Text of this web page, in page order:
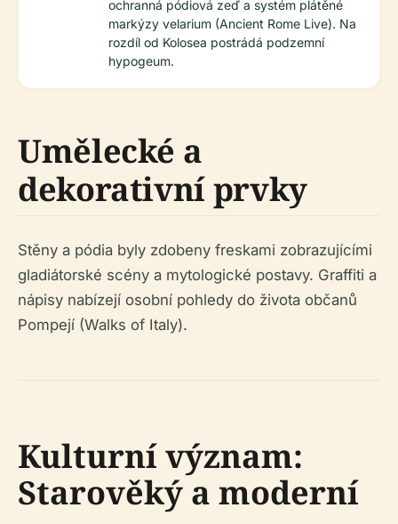
ochranná pódiová zeď a systém plátěné
markýzy velarium (Ancient Rome Live). Na
rozdíl od Kolosea postrádá podzemní
hypogeum.
Umělecké a
dekorativní prvky
Stěny a pódia byly zdobeny freskami zobrazujícími
gladiátorské scény a mytologické postavy. Graffiti a
nápisy nabízejí osobní pohledy do života občanů
Pompejí (Walks of Italy).
Kulturní význam:
Starověký a moderní